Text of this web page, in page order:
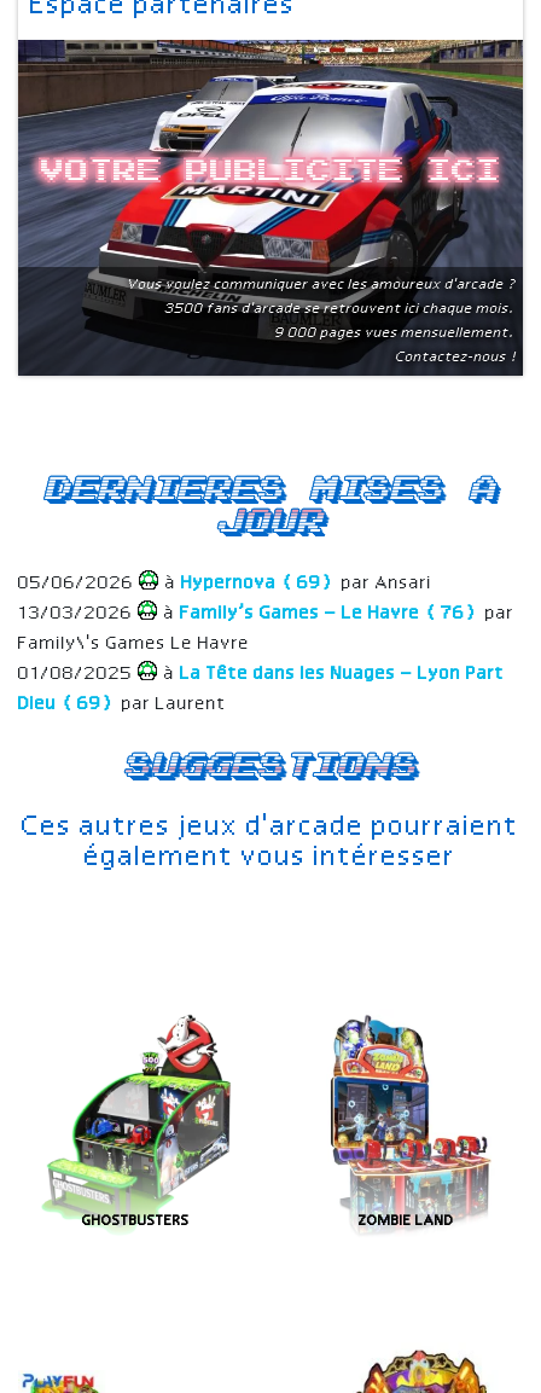
Votre publicite ici
Vous voulez communiquer avec les amoureux d'arcade ?
3500 fans d'arcade se retrouvent ici chaque mois.
9 000 pages vues mensuellement.
Contactez-nous !
Suggestions
Ces autres jeux d'arcade pourraient
également vous intéresser
GHOSTBUSTERS ZOMBIE LAND
Dernieres mises a
jour
05/06/2026 à Hypernova (69)
par Ansari
13/03/2026
à Family’s Games – Le Havre (76)
par
Family\'s Games Le Havre
01/08/2025
à La Tête dans les Nuages – Lyon Part
Dieu (69)
par Laurent